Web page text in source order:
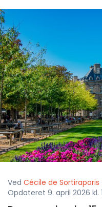
Ved Cécile de Sortiraparis
Opdateret 9. april 2026 kl.